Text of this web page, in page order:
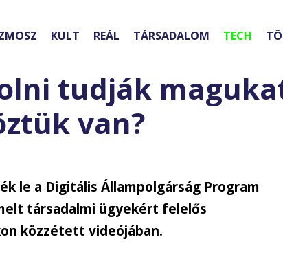
KULT REÁL TÁRSADALOM TECH
tudják
van?
le a Digitális Állampolgárság Program
társadalmi ügyekért felelős
közzétett videójában.